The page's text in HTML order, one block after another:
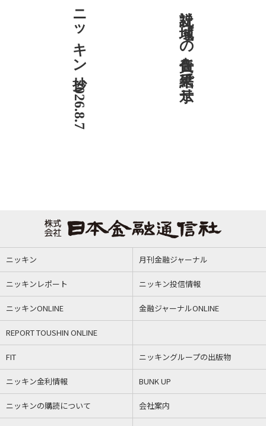
ニッキン抄 2026.8.7 社説 地域への責任を結果で示せ
ニッキン 月刊金融ジャーナル
ニッキンレポート ニッキン投信情報
ニッキンONLINE 金融ジャーナルONLINE
REPORT TOUSHIN ONLINE
FIT ニッキングループの出版物
ニッキン金利情報 BUNK UP
ニッキンの購読について 会社案内